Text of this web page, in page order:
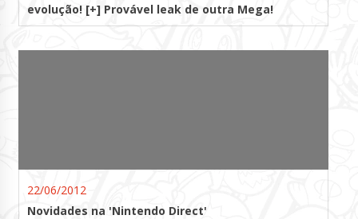
evolução! [+] Provável leak de outra Mega!
22/06/2012
Novidades na 'Nintendo Direct'